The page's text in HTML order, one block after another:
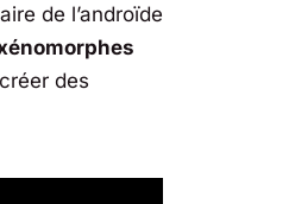
de l’androïde
des